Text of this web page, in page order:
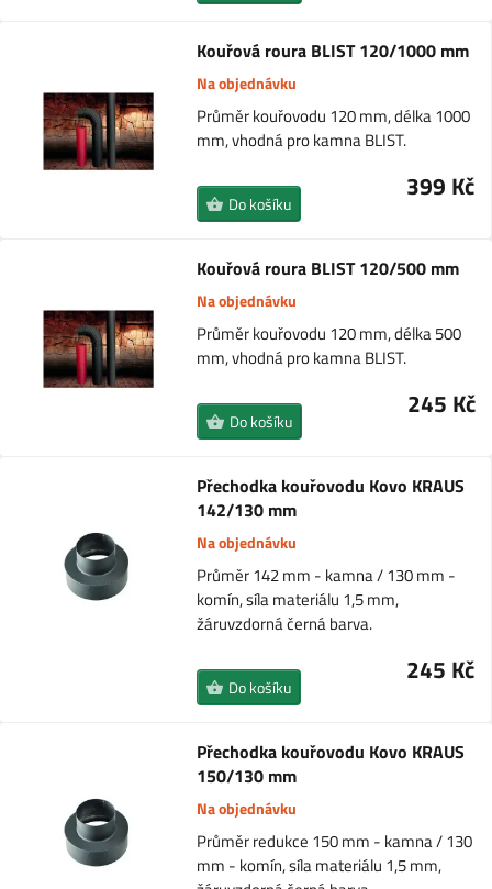
Kouřová roura BLIST 120/1000 mm
Na objednávku
Průměr kouřovodu 120 mm, délka 1000
mm, vhodná pro kamna BLIST.
399 Kč
Do košíku
Kouřová roura BLIST 120/500 mm
Na objednávku
Průměr kouřovodu 120 mm, délka 500
mm, vhodná pro kamna BLIST.
245 Kč
Do košíku
Přechodka kouřovodu Kovo KRAUS
142/130 mm
Na objednávku
Průměr 142 mm - kamna / 130 mm -
komín, síla materiálu 1,5 mm,
žáruvzdorná černá barva.
245 Kč
Do košíku
Přechodka kouřovodu Kovo KRAUS
150/130 mm
Na objednávku
Průměr redukce 150 mm - kamna / 130
mm - komín, síla materiálu 1,5 mm,